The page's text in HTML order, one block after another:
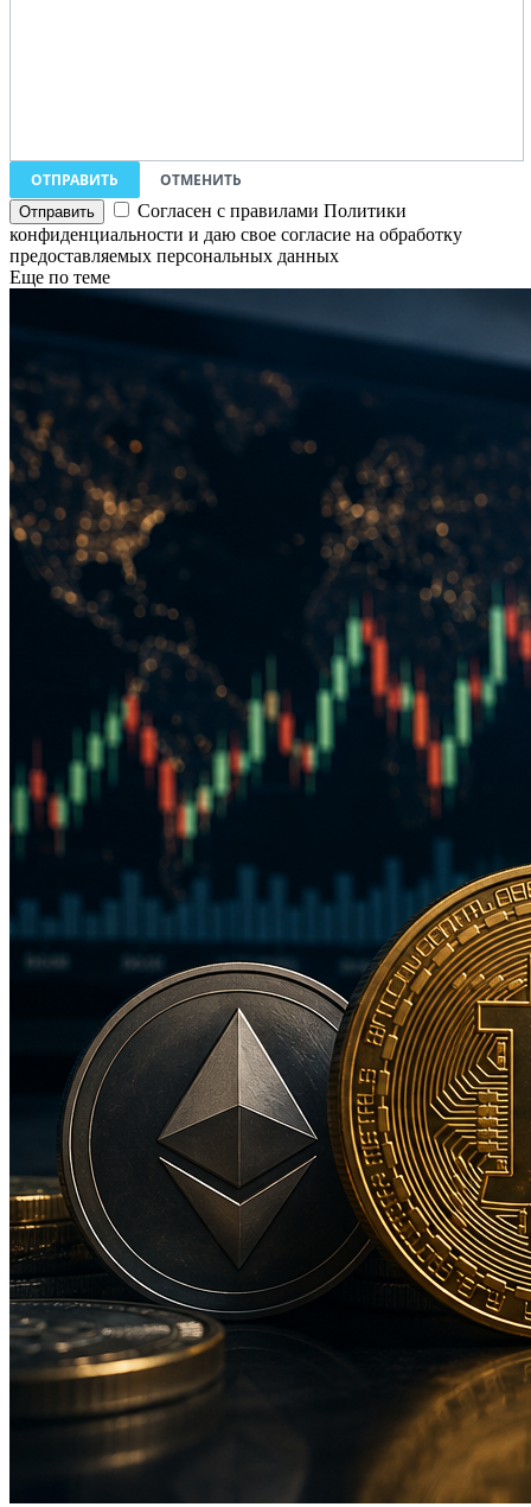
ОТПРАВИТЬ
ОТМЕНИТЬ
Согласен с правилами Политики
конфиденциальности и даю свое согласие на обработку
предоставляемых персональных данных
Еще по теме